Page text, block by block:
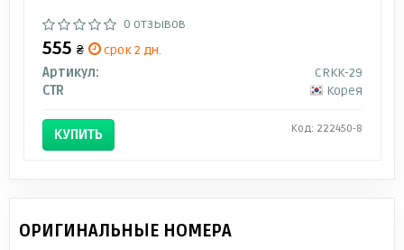
0 отзывов
555 ₴
срок 2 дн.
Артикул:
CRKK-29
CTR
Корея
КУПИТЬ Код: 222450-8
ОРИГИНАЛЬНЫЕ НОМЕРА